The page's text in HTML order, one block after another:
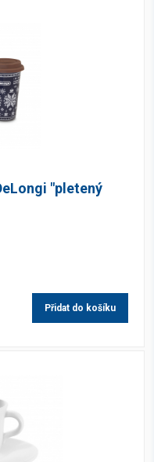
"pletený
Přidat do košíku